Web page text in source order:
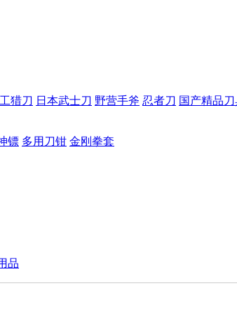
猎刀 日本武士刀 野营手斧 忍者刀 国产精品
镖 多用刀钳 金刚拳套
品